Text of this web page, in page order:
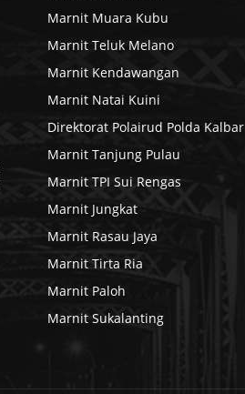
Marnit Muara Kubu
Marnit Teluk Melano
Marnit Kendawangan
Marnit Natai Kuini
Direktorat Polairud Polda Kalbar
Marnit Tanjung Pulau
Marnit TPI Sui Rengas
Marnit Jungkat
Marnit Rasau Jaya
Marnit Tirta Ria
Marnit Paloh
Marnit Sukalanting